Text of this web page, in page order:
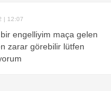
| 12:07
engelliyim maça gelen
zarar görebilir lütfen